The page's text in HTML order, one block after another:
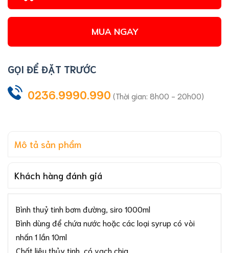
MUA NGAY
GỌI ĐỂ ĐẶT TRƯỚC
0236.9990.990 (Thời gian: 8h00 - 20h00)
Mô tả sản phẩm
Khách hàng đánh giá
Bình thuỷ tinh bơm đường, siro 1000ml
Bình dùng để chứa nước hoặc các loại syrup có vòi
nhấn 1 lần 10ml
Chất liệu thủy tinh, có vạch chia